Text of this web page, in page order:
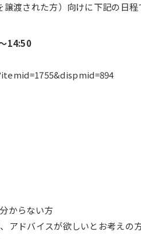
渡された方）向けに下記の日程
14:50
からない方
アドバイスが欲しいとお考えの